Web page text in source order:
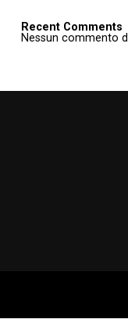
Recent Comments
Nessun commento